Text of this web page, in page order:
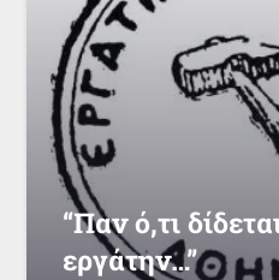
“Παν ό,τι
εργάτην…”